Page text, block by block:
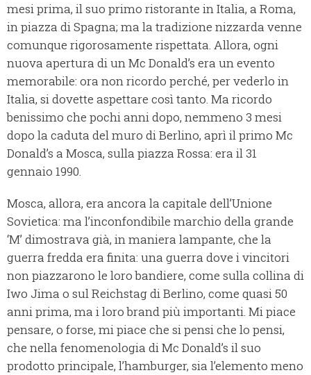
mesi prima, il suo primo ristorante in Italia, a Roma,
in piazza di Spagna; ma la tradizione nizzarda venne
comunque rigorosamente rispettata. Allora, ogni
nuova apertura di un Mc Donald’s era un evento
memorabile: ora non ricordo perché, per vederlo in
Italia, si dovette aspettare così tanto. Ma ricordo
benissimo che pochi anni dopo, nemmeno 3 mesi
dopo la caduta del muro di Berlino, aprì il primo Mc
Donald’s a Mosca, sulla piazza Rossa: era il 31
gennaio 1990.
Mosca, allora, era ancora la capitale dell’Unione
Sovietica: ma l’inconfondibile marchio della grande
‘M’ dimostrava già, in maniera lampante, che la
guerra fredda era finita: una guerra dove i vincitori
non piazzarono le loro bandiere, come sulla collina di
Iwo Jima o sul Reichstag di Berlino, come quasi 50
anni prima, ma i loro brand più importanti. Mi piace
pensare, o forse, mi piace che si pensi che lo pensi,
che nella fenomenologia di Mc Donald’s il suo
prodotto principale, l’hamburger, sia l’elemento meno